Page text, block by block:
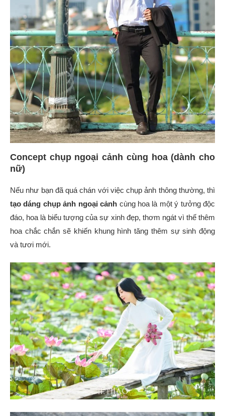
Concept chụp ngoại cảnh cùng hoa (dành cho
nữ)
Nếu như bạn đã quá chán với việc chụp ảnh thông thường, thì
tạo dáng chụp ảnh ngoại cảnh cùng hoa là một ý tưởng độc
đáo, hoa là biểu tượng của sự xinh đẹp, thơm ngát vì thế thêm
hoa chắc chắn sẽ khiến khung hình tăng thêm sự sinh động
và tươi mới.